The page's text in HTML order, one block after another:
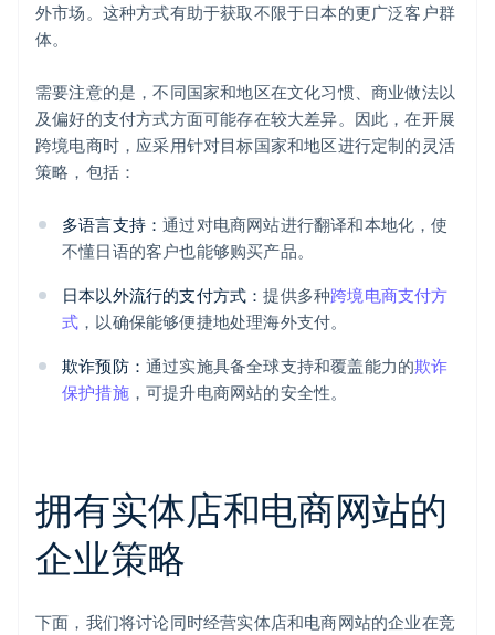
外市场。这种方式有助于获取不限于日本的更广泛客户群
体。
需要注意的是，不同国家和地区在文化习惯、商业做法以
及偏好的支付方式方面可能存在较大差异。因此，在开展
跨境电商时，应采用针对目标国家和地区进行定制的灵活
策略，包括：
多语言支持：通过对电商网站进行翻译和本地化，使
不懂日语的客户也能够购买产品。
日本以外流行的支付方式：提供多种跨境电商支付方
式 ，以确保能够便捷地处理海外支付。
欺诈预防： 通过实施具备全球支持和覆盖能力的欺诈
保护措施，可提升电商网站的安全性。
拥有实体店和电商网站的
企业策略
下面，我们将讨论同时经营实体店和电商网站的企业在竞